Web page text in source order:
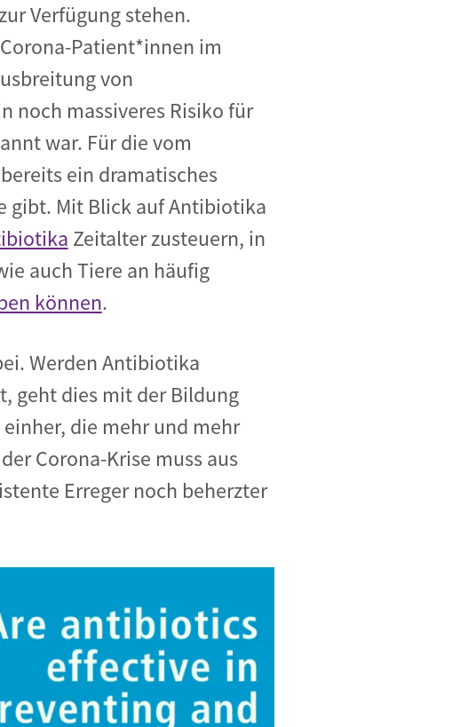
Verfügung stehen.
Patient*innen im
von
noch massiveres Risiko für
war. Für die vom
ein dramatisches
gibt. Mit Blick auf Antibiotika
Zeitalter zusteuern, in
auch Tiere an häufig
können.
Werden Antibiotika
geht dies mit der Bildung
die mehr und mehr
Corona-Krise muss aus
Erreger noch beherzter